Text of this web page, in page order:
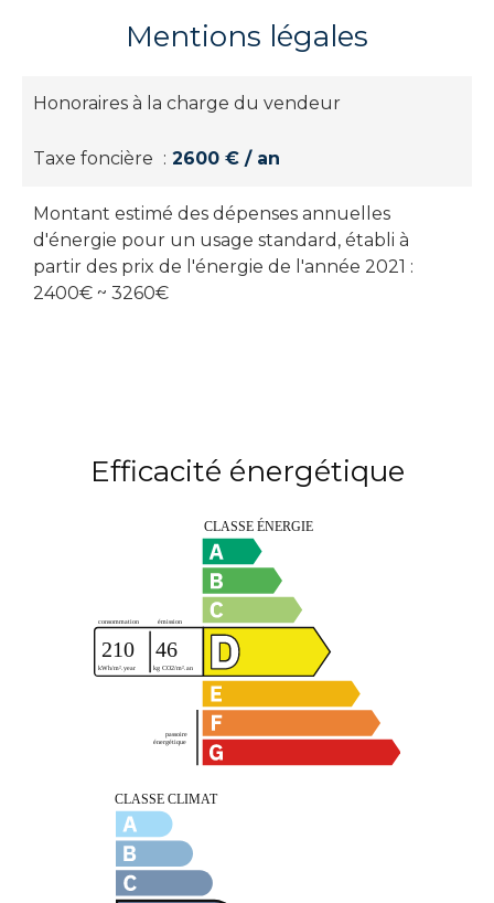
Mentions légales
Honoraires à la charge du vendeur
Taxe foncière 2600 € / an
Montant estimé des dépenses annuelles
d'énergie pour un usage standard, établi à
partir des prix de l'énergie de l'année 2021 :
2400€ ~ 3260€
Efficacité énergétique